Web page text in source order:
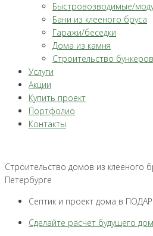
Быстровозводимые/
Бани из клееного бруса
Гаражи/беседки
Дома из камня
Строительство
Услуги
Акции
Купить проект
Портфолио
Контакты
Строительство домов из клееного
Петербурге
Септик и проект дома в
Сделайте расчет будущего